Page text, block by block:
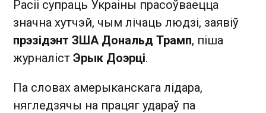
Расіі супраць Украіны прасоўваецца
значна хутчэй, чым лічаць людзі, заявіў
прэзідэнт ЗША Дональд Трамп, піша
журналіст Эрык Доэрці.
Па словах амерыканскага лідара,
нягледзячы на працяг удараў па